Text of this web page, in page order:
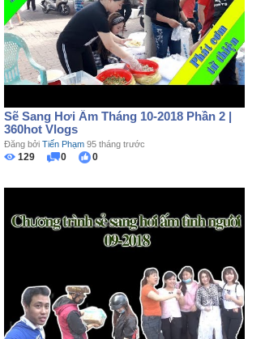
Sẽ Sang Hơi Ấm Tháng 10-2018 Phần 2 |
360hot Vlogs
Đăng bởi Tiến Phạm95 tháng trước
129 0 0